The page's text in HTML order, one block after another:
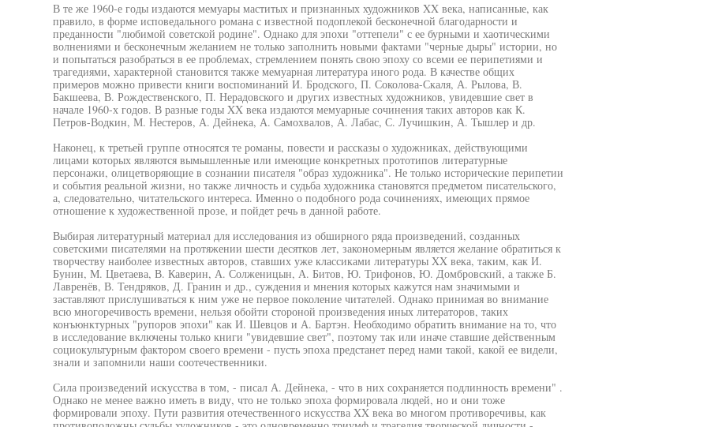
В те же 1960-е годы издаются мемуары маститых и признанных художников XX века, написанные, как
правило, в форме исповедального романа с известной подоплекой бесконечной благодарности и
преданности "любимой советской родине". Однако для эпохи "оттепели" с ее бурными и хаотическими
волнениями и бесконечным желанием не только заполнить новыми фактами "черные дыры" истории, но
и попытаться разобраться в ее проблемах, стремлением понять свою эпоху со всеми ее перипетиями и
трагедиями, характерной становится также мемуарная литература иного рода. В качестве общих
примеров можно привести книги воспоминаний И. Бродского, П. Соколова-Скаля, А. Рылова, В.
Бакшеева, В. Рождественского, П. Нерадовского и других известных художников, увидевшие свет в
начале 1960-х годов. В разные годы XX века издаются мемуарные сочинения таких авторов как К.
Петров-Водкин, М. Нестеров, А. Дейнека, А. Самохвалов, А. Лабас, С. Лучишкин, А. Тышлер и др.
Наконец, к третьей группе относятся те романы, повести и рассказы о художниках, действующими
лицами которых являются вымышленные или имеющие конкретных прототипов литературные
персонажи, олицетворяющие в сознании писателя "образ художника". Не только исторические перипетии
и события реальной жизни, но также личность и судьба художника становятся предметом писательского,
а, следовательно, читательского интереса. Именно о подобного рода сочинениях, имеющих прямое
отношение к художественной прозе, и пойдет речь в данной работе.
Выбирая литературный материал для исследования из обширного ряда произведений, созданных
советскими писателями на протяжении шести десятков лет, закономерным является желание обратиться к
творчеству наиболее известных авторов, ставших уже классиками литературы XX века, таким, как И.
Бунин, М. Цветаева, В. Каверин, А. Солженицын, А. Битов, Ю. Трифонов, Ю. Домбровский, а также Б.
Лавренёв, В. Тендряков, Д. Гранин и др., суждения и мнения которых кажутся нам значимыми и
заставляют прислушиваться к ним уже не первое поколение читателей. Однако принимая во внимание
всю многоречивость времени, нельзя обойти стороной произведения иных литераторов, таких
конъюнктурных "рупоров эпохи" как И. Шевцов и А. Бартэн. Необходимо обратить внимание на то, что
в исследование включены только книги "увидевшие свет", поэтому так или иначе ставшие действенным
социокультурным фактором своего времени - пусть эпоха предстанет перед нами такой, какой ее видели,
знали и запомнили наши соотечественники.
Сила произведений искусства в том, - писал А. Дейнека, - что в них сохраняется подлинность времени" .
Однако не менее важно иметь в виду, что не только эпоха формировала людей, но и они тоже
формировали эпоху. Пути развития отечественного искусства XX века во многом противоречивы, как